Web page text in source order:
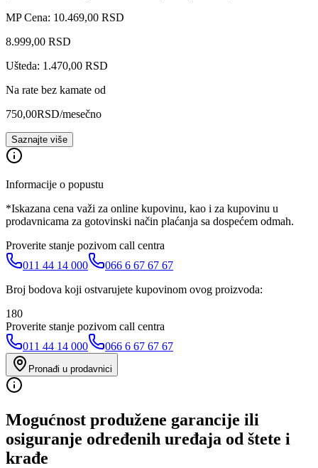
MP Cena: 10.469,00 RSD
8.999,00 RSD
Ušteda: 1.470,00 RSD
Na rate bez kamate od
750,00RSD/mesečno
Saznajte više
Informacije o popustu
*Iskazana cena važi za online kupovinu, kao i za kupovinu u
prodavnicama za gotovinski način plaćanja sa dospećem odmah.
Proverite stanje pozivom call centra
011 44 14 000
066 6 67 67 67
Broj bodova koji ostvarujete kupovinom ovog proizvoda:
180
Proverite stanje pozivom call centra
011 44 14 000
066 6 67 67 67
Pronađi u prodavnici
Mogućnost produžene garancije ili
osiguranje određenih uređaja od štete i
krađe